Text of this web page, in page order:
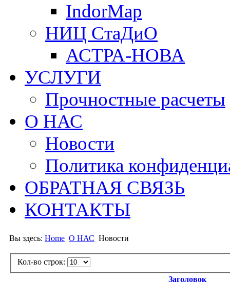
IndorMap
НИЦ СтаДиО
АСТРА-НОВА
УСЛУГИ
Прочностные расчеты
О НАС
Новости
Политика
ОБРАТНАЯ СВЯЗЬ
КОНТАКТЫ
Вы здесь: Home О НАС Новости
Кол-во строк:
Заголовок